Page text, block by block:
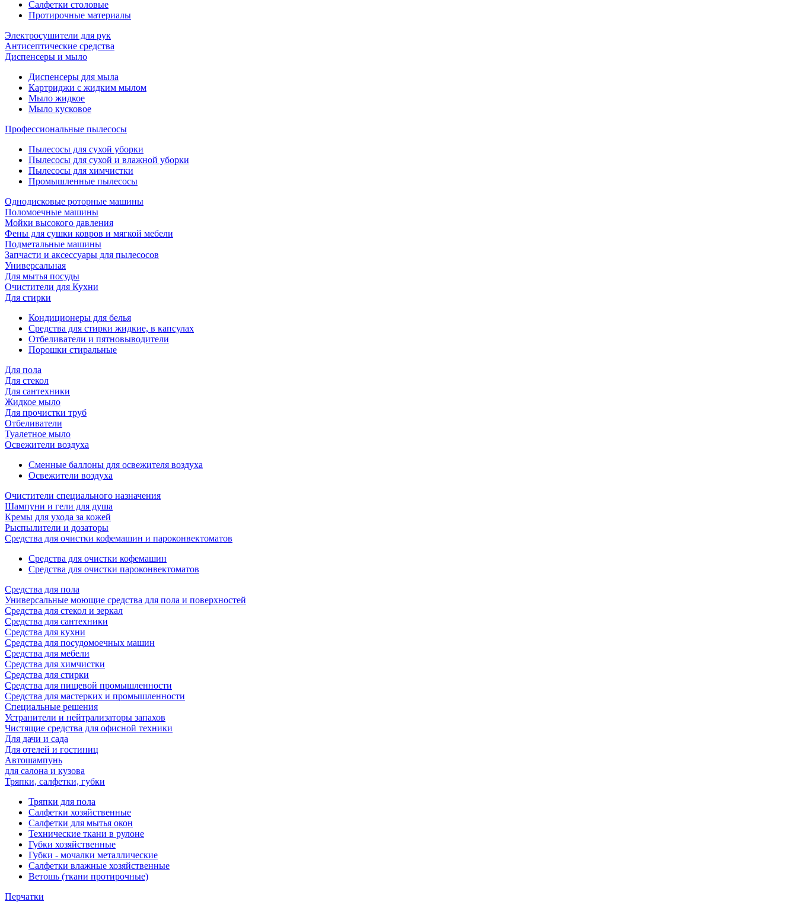
Салфетки столовые
Протирочные материалы
Электросушители для рук
Антисептические средства
Диспенсеры и мыло
Диспенсеры для мыла
Картриджи с жидким мылом
Мыло жидкое
Мыло кусковое
Профессиональные пылесосы
Пылесосы для сухой уборки
Пылесосы для сухой и влажной уборки
Пылесосы для химчистки
Промышленные пылесосы
Однодисковые роторные машины
Поломоечные машины
Мойки высокого давления
Фены для сушки ковров и мягкой мебели
Подметальные машины
Запчасти и аксессуары для пылесосов
Универсальная
Для мытья посуды
Очиcтители для Кухни
Для стирки
Кондиционеры для белья
Средства для стирки жидкие, в капсулах
Отбеливатели и пятновыводители
Порошки стиральные
Для пола
Для стекол
Для сантехники
Жидкое мыло
Для прочистки труб
Отбеливатели
Туалетное мыло
Освежители воздуха
Сменные баллоны для освежителя воздуха
Освежители воздуха
Очистители специального назначения
Шампуни и гели для душа
Кремы для ухода за кожей
Рыспылители и дозаторы
Cредства для очистки кофемашин и пароконвектоматов
Средства для очистки кофемашин
Cредства для очистки пароконвектоматов
Средства для пола
Универсальные моющие средства для пола и поверхностей
Средства для стекол и зеркал
Средства для сантехники
Средства для кухни
Средства для посудомоечных машин
Средства для мебели
Средства для химчистки
Средства для стирки
Средства для пищевой промышленности
Средства для мастерких и промышленности
Специальные решения
Устранители и нейтрализаторы запахов
Чистящие средства для офисной техники
Для дачи и сада
Для отелей и гостиниц
Автошампунь
для салона и кузова
Тряпки, салфетки, губки
Тряпки для пола
Салфетки хозяйственные
Салфетки для мытья окон
Технические ткани в рулоне
Губки хозяйственные
Губки - мочалки металлические
Салфетки влажные хозяйственные
Ветошь (ткани протирочные)
Перчатки